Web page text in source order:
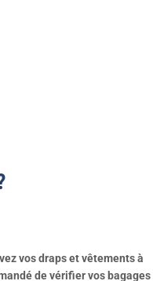
vos draps et vêtements à
de vérifier vos bagages